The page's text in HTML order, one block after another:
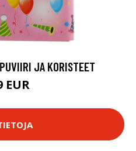
JA KORISTEET
EUR